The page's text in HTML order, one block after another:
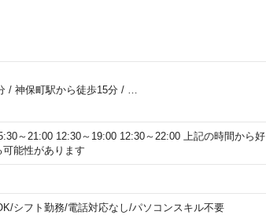
/ 神保町駅から徒歩15分/
～21:00 12:30～19:00 12:30～22:00 上記の時間から好
能性があります
/シフト勤務/電話対応なし/パソコンスキル不要